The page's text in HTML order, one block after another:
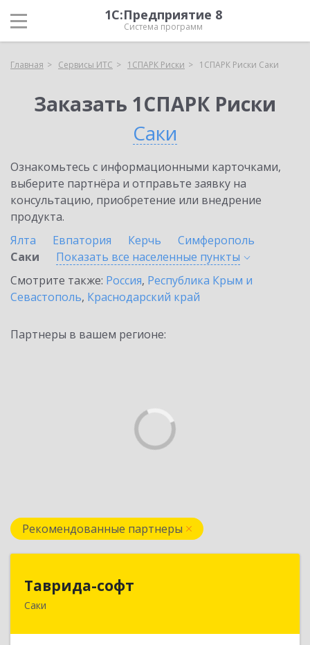
1С:Предприятие 8
Система программ
Главная Сервисы ИТС 1СПАРК Риски 1СПАРК Риски Саки
Заказать 1СПАРК Риски
Саки
Ознакомьтесь с информационными карточками,
выберите партнёра и отправьте заявку на
консультацию, приобретение или внедрение
продукта.
Ялта
Евпатория Керчь
Симферополь
Саки
Показать все населенные пункты
Смотрите также: Россия, Республика Крым и
Севастополь, Краснодарский край
Партнеры в вашем регионе:
Рекомендованные партнеры
Таврида-софт
Саки